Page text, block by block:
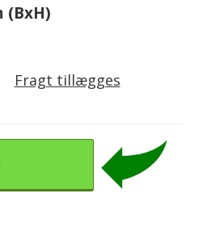
(BxH)
Fragt tillægges